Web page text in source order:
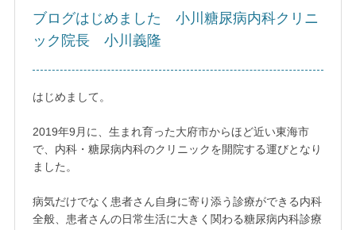
ブログはじめました 小川糖尿病内科クリニ
ック院長 小川義隆
はじめまして。
2019年9月に、生まれ育った大府市からほど近い東海市
で、内科・糖尿病内科のクリニックを開院する運びとなり
ました。
病気だけでなく患者さん自身に寄り添う診療ができる内科
全般、患者さんの日常生活に大きく関わる糖尿病内科診療